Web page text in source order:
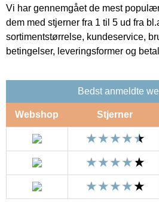
Vi har gennemgået de mest
dem med stjerner fra 1 til 5 ud fra
sortimentstørrelse, kundeservice,
betingelser, leveringsformer og
Bedst anmeldte
Webshop Stjerner